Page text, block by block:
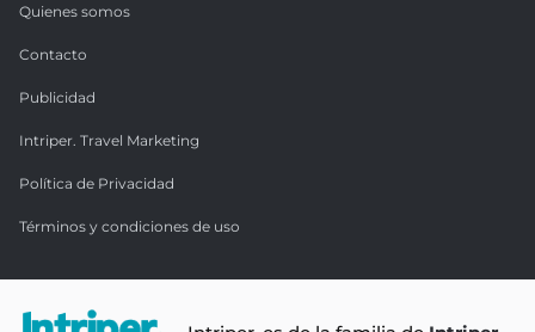
Quienes somos
Contacto
Publicidad
Intriper. Travel Marketing
Política de Privacidad
Términos y condiciones de uso